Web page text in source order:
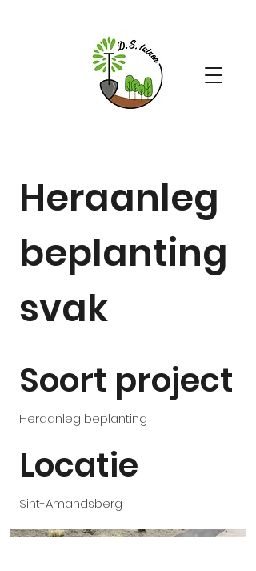
Heraanleg
beplanting
svak
Soort project
Heraanleg beplanting
Locatie
Sint-Amandsberg